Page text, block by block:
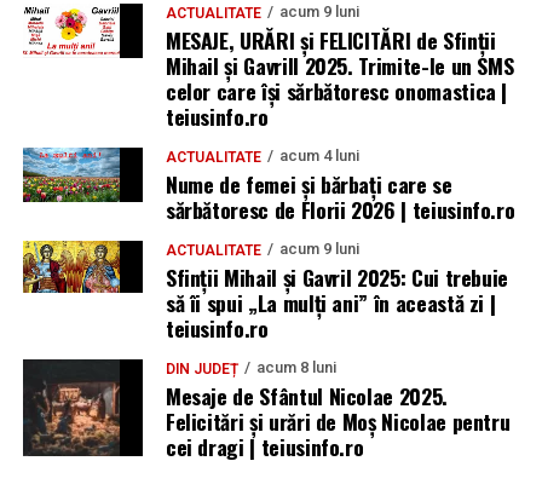
ACTUALITATE acum 9 luni
MESAJE, URĂRI și FELICITĂRI de Sfinții
Mihail și Gavrill 2025. Trimite-le un SMS
celor care își sărbătoresc onomastica |
teiusinfo.ro
ACTUALITATE acum 4 luni
Nume de femei și bărbați care se
sărbătoresc de Florii 2026 | teiusinfo.ro
ACTUALITATE acum 9 luni
Sfinții Mihail și Gavril 2025: Cui trebuie
să îi spui „La mulţi ani” în această zi |
teiusinfo.ro
DIN JUDEȚ acum 8 luni
Mesaje de Sfântul Nicolae 2025.
Felicitări și urări de Moș Nicolae pentru
cei dragi | teiusinfo.ro